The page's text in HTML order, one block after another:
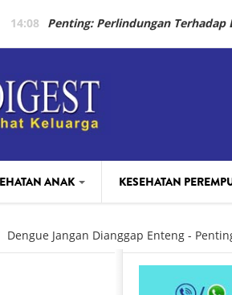
14:08 Penting: Perlindungan Terhadap
ANAK KESEHATAN
BEAUTY
Dengue Jangan Dianggap Enteng -